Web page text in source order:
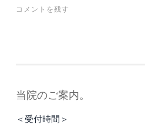
コメントを残す
当院のご案内。
＜受付時間＞